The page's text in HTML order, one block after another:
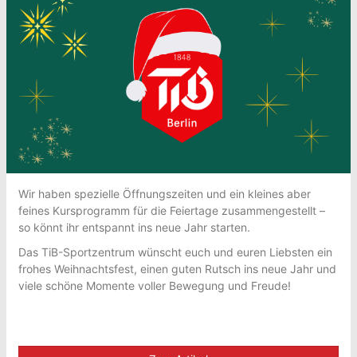
Wir haben spezielle Öffnungszeiten und ein kleines aber
feines Kursprogramm für die Feiertage zusammengestellt –
so könnt ihr entspannt ins neue Jahr starten.
Das TiB-Sportzentrum wünscht euch und euren Liebsten ein
frohes Weihnachtsfest, einen guten Rutsch ins neue Jahr und
viele schöne Momente voller Bewegung und Freude!